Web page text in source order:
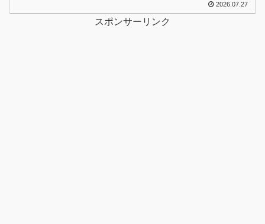
ランへ！
2026.07.27
スポンサーリンク